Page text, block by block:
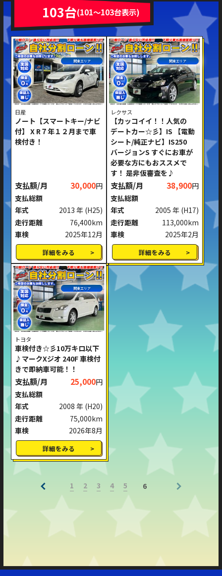
修復歴あり
ミッション
MT
右ハンドル 左ハンドル
閉じる
103台(101～103台表示)
関東エリア
日産
ノート【スマートキー/ナビ
付】 X R７年１２月まで車
検付き！
支払額/月 30,000円
支払総額
年式
2013 年 (H25)
走行距離
76,400km
車検
2025年12月
詳細をみる
関東エリア
レクサス
【カッコイイ！！人気の
デートカー☆彡】IS 【電動
シート/純正ナビ】IS250
バージョンS すぐにお車が
必要な方にもおススメで
す！ 是非仮審査を♪
支払額/月 38,900円
支払総額
年式
2005 年 (H17)
走行距離
113,000km
車検
2025年2月
詳細をみる
関東エリア
トヨタ
車検付き☆彡10万キロ以下
♪マークXジオ 240F 車検付
きで即納車可能！！
支払額/月 25,000円
支払総額
年式
2008 年 (H20)
走行距離
75,000km
車検
2026年8月
詳細をみる
1 2 3 4 5 6